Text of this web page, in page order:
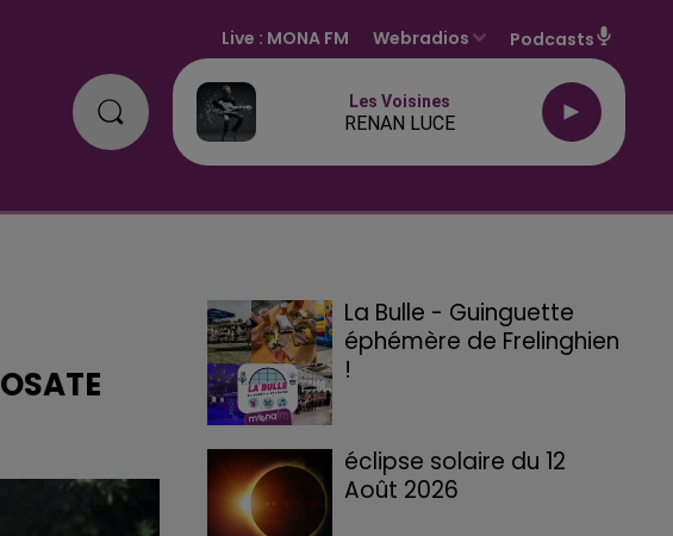
Live : MONA FM Webradios Podcasts
Les Voisines
RENAN LUCE
La Bulle - Guinguette
éphémère de Frelinghien
!
éclipse solaire du 12
Août 2026